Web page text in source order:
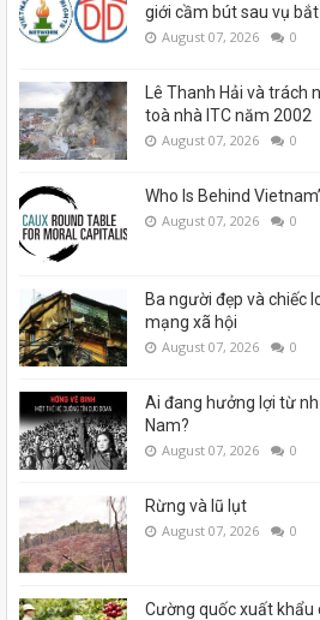
giới cầm bút sau vụ
August 07, 2026 0
Lê Thanh Hải và trách
toà nhà ITC năm 2002
August 07, 2026 0
Who Is Behind
August 07, 2026 0
Ba người đẹp và chiếc
mạng xã hội
August 07, 2026 0
Ai đang hưởng lợi từ
Nam?
August 07, 2026 0
Rừng và lũ lụt
August 07, 2026 0
Cường quốc xuất khẩu